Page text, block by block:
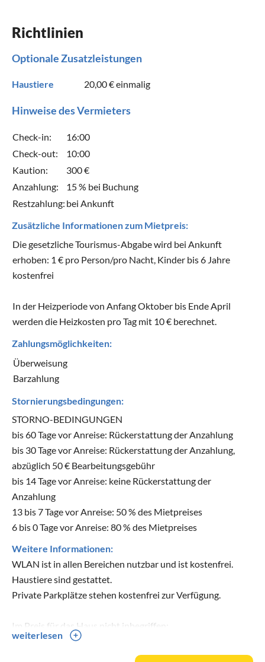
Richtlinien
Optionale Zusatzleistungen
Haustiere 20,00 €einmalig
Hinweise des Vermieters
Check-in:
16:00
Check-out:
10:00
Kaution:
300 €
Anzahlung:
15 % bei Buchung
Restzahlung: bei Ankunft
Zusätzliche Informationen zum Mietpreis:
Die gesetzliche Tourismus-Abgabe wird bei Ankunft
erhoben: 1 € pro Person/pro Nacht, Kinder bis 6 Jahre
kostenfrei
In der Heizperiode von Anfang Oktober bis Ende April
werden die Heizkosten pro Tag mit 10 € berechnet.
Zahlungsmöglichkeiten:
Überweisung
Barzahlung
Stornierungsbedingungen:
STORNO-BEDINGUNGEN
bis 60 Tage vor Anreise: Rückerstattung der Anzahlung
bis 30 Tage vor Anreise: Rückerstattung der Anzahlung,
abzüglich 50 € Bearbeitungsgebühr
bis 14 Tage vor Anreise: keine Rückerstattung der
Anzahlung
13 bis 7 Tage vor Anreise: 50 % des Mietpreises
6 bis 0 Tage vor Anreise: 80 % des Mietpreises
Weitere Informationen:
WLAN ist in allen Bereichen nutzbar und ist kostenfrei.
Haustiere sind gestattet.
Private Parkplätze stehen kostenfrei zur Verfügung.
Im Preis für das Haus nicht inbegriffen:
* Tourismusabgabe 1,00 € pro Person/ pro Nacht, Kinder bis
weiterlesen